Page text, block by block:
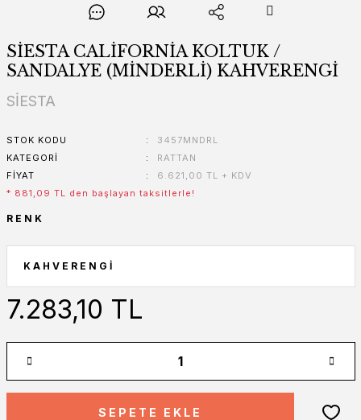
SİESTA CALİFORNİA KOLTUK /
SANDALYE (MİNDERLİ) KAHVERENGİ
SİESTA
STOK KODU
3457MNDRL
KATEGORI
RATTAN
FIYAT
6.621,00 TL + KDV
* 881,09 TL den başlayan taksitlerle!
RENK
7.283,10 TL
SEPETE EKLE